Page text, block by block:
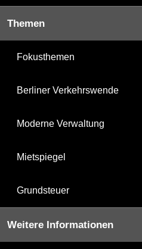
Themen
Fokusthemen
Berliner Verkehrswende
Moderne Verwaltung
Mietspiegel
Grundsteuer
Weitere Informationen